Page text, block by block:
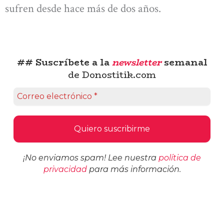
sufren desde hace más de dos años.
## Suscríbete a lanewslettersemanal
de Donostitik.com
¡No enviamos spam! Lee nuestra política de
privacidadpara más información.